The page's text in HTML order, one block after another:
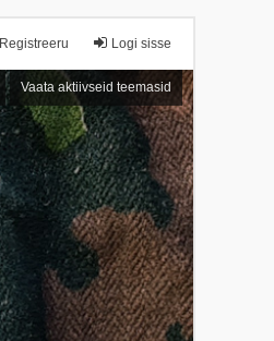
Logi sisse
Registreeru
Vaata aktiivseid teemasid